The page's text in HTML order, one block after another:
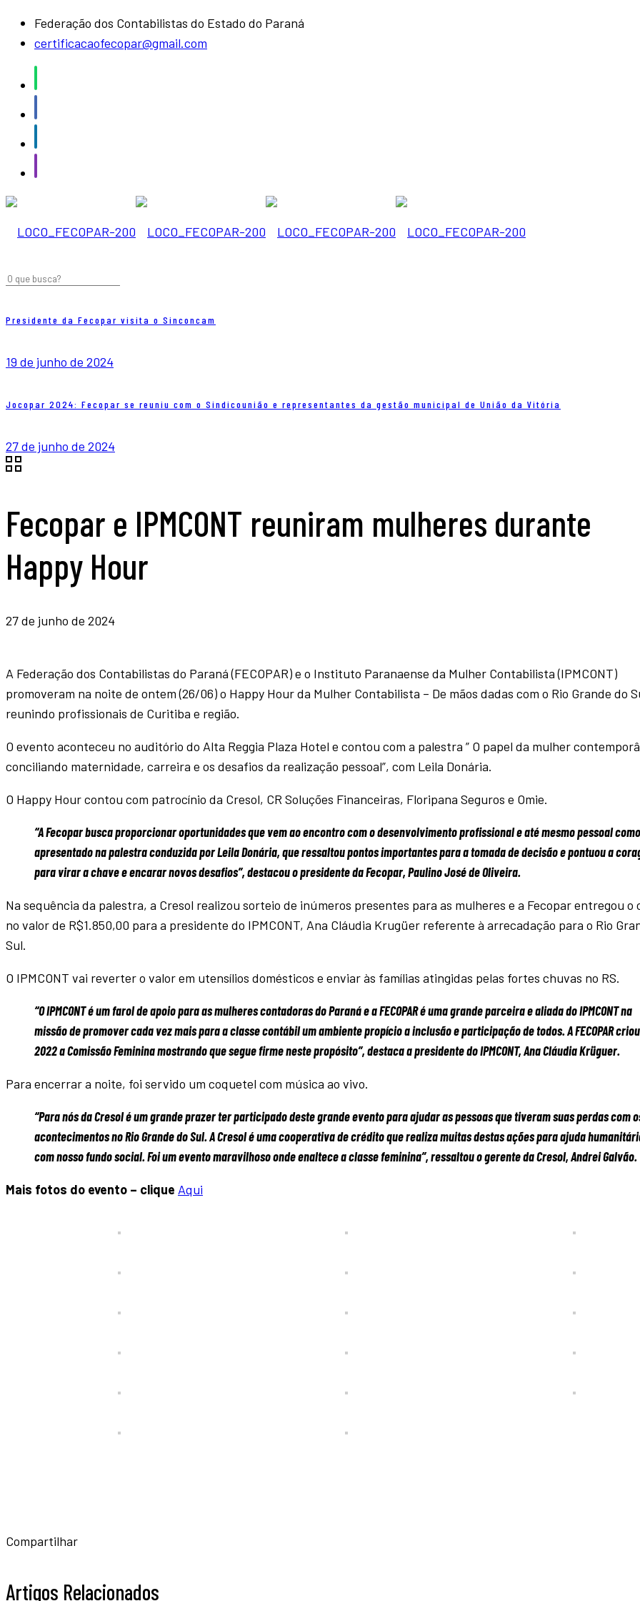
Federação dos Contabilistas do Estado do Paraná
certificacaofecopar@gmail.com
Presidente da Fecopar visita o Sinconcam
19 de junho de 2024
Jocopar 2024: Fecopar se reuniu com o Sindicounião e representantes da gestão municipal de União da Vitória
27 de junho de 2024
Fecopar e IPMCONT reuniram mulheres durante
Happy Hour
27 de junho de 2024
A Federação dos Contabilistas do Paraná (FECOPAR) e o Instituto Paranaense da Mulher Contabilista (IPMCONT)
promoveram na noite de ontem (26/06) o Happy Hour da Mulher Contabilista – De mãos dadas com o Rio Grande do
reunindo profissionais de Curitiba e região.
O evento aconteceu no auditório do Alta Reggia Plaza Hotel e contou com a palestra ” O papel da mulher
conciliando maternidade, carreira e os desafios da realização pessoal”, com Leila Donária.
O Happy Hour contou com patrocínio da Cresol, CR Soluções Financeiras, Floripana Seguros e Omie.
“A Fecopar busca proporcionar oportunidades que vem ao encontro com o desenvolvimento profissional e até mesmo pessoal
apresentado na palestra conduzida por Leila Donária, que ressaltou pontos importantes para a tomada de decisão e pontuou a
para virar a chave e encarar novos desafios”, destacou o presidente da Fecopar, Paulino José de Oliveira.
Na sequência da palestra, a Cresol realizou sorteio de inúmeros presentes para as mulheres e a Fecopar entregou o
no valor de R$1.850,00 para a presidente do IPMCONT, Ana Cláudia Krugüer referente à arrecadação para o Rio
Sul.
O IPMCONT vai reverter o valor em utensílios domésticos e enviar às famílias atingidas pelas fortes chuvas no RS.
“O IPMCONT é um farol de apoio para as mulheres contadoras do Paraná e a FECOPAR é uma grande parceira e aliada do IPMCONT na
missão de promover cada vez mais para a classe contábil um ambiente propício a inclusão e participação de todos. A FECOPAR
2022 a Comissão Feminina mostrando que segue firme neste propósito”, destaca a presidente do IPMCONT, Ana Cláudia Krüguer.
Para encerrar a noite, foi servido um coquetel com música ao vivo.
“Para nós da Cresol é um grande prazer ter participado deste grande evento para ajudar as pessoas que tiveram suas perdas com
acontecimentos no Rio Grande do Sul. A Cresol é uma cooperativa de crédito que realiza muitas destas ações para ajuda
com nosso fundo social. Foi um evento maravilhoso onde enaltece a classe feminina”, ressaltou o gerente da Cresol, Andrei Galvão.
Mais fotos do evento – clique Aqui
Compartilhar
Artigos Relacionados